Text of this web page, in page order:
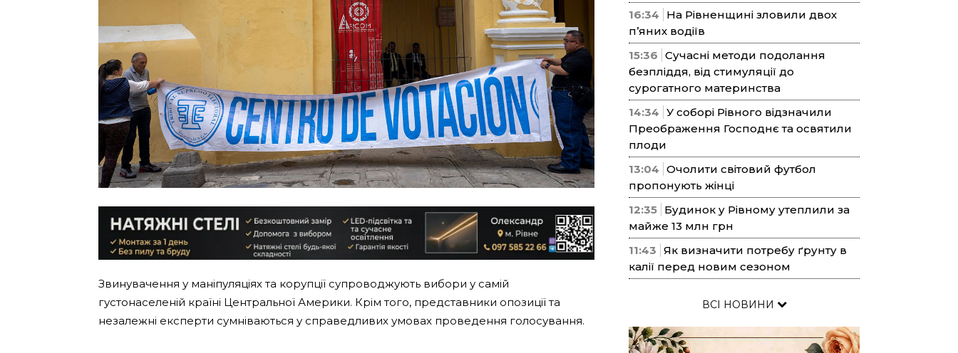
Звинувачення у маніпуляціях та корупції супроводжують вибори у самій
густонаселеній країні Центральної Америки. Крім того, представники опозиції та
незалежні експерти сумніваються у справедливих умовах проведення голосування.
16:34
На Рівненщині зловили двох
п’яних водіїв
15:36 Сучасні методи подолання
безпліддя, від стимуляції до
сурогатного материнства
14:34 У соборі Рівного відзначили
Преображення Господнє та освятили
плоди
13:04 Очолити світовий футбол
пропонують жінці
12:35 Будинок у Рівному утеплили за
майже 13 млн грн
11:43 Як визначити потребу ґрунту в
калії перед новим сезоном
ВСІ НОВИНИ